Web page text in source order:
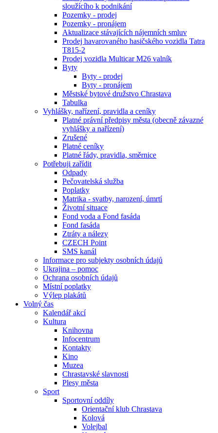
sloužícího k podnikání
Pozemky - prodej
Pozemky - pronájem
Aktualizace stávajících nájemních smluv
Prodej havarovaného hasičského vozidla Tatra
T815-2
Prodej vozidla Multicar M26 valník
Byty
Byty - prodej
Byty - pronájem
Městské bytové družstvo Chrastava
Tabulka
Vyhlášky, nařízení, pravidla a ceníky
Platné právní předpisy města (obecně závazné
vyhlášky a nařízení)
Zrušené
Platné ceníky
Platné řády, pravidla, směrnice
Potřebuji zařídit
Odpady
Pečovatelská služba
Poplatky
Matrika - svatby, narození, úmrtí
Životní situace
Fond voda a Fond fasáda
Fond fasáda
Ztráty a nálezy
CZECH Point
SMS kanál
Informace pro subjekty osobních údajů
Ukrajina – pomoc
Ochrana osobních údajů
Místní poplatky
Výlep plakátů
Volný čas
Kalendář akcí
Kultura
Knihovna
Infocentrum
Kontakty
Kino
Muzea
Chrastavské slavnosti
Plesy města
Sport
Sportovní oddíly
Orientační klub Chrastava
Kolová
Volejbal